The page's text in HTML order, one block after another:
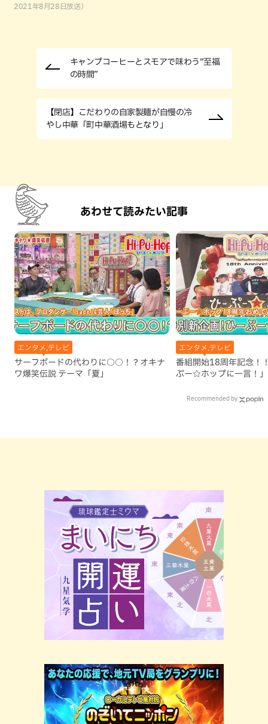
2021年8月28日放送）
キャンプコーヒーとスモアで味わう“至福
の時間”
【閉店】こだわりの自家製麺が自慢の冷
やし中華「町中華酒場もとなり」
あわせて読みたい記事
エンタメ,テレビ
サーフボードの代わりに○○！？オキナ
ワ爆笑伝説 テーマ「夏」
エンタメ,テレビ
番組開始18周年記念！
ぷー☆ホップに一言！」
Recommended by